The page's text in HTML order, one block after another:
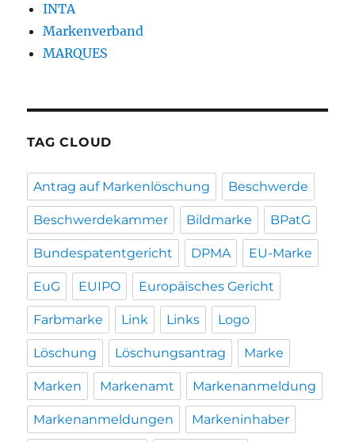
INTA
Markenverband
MARQUES
TAG CLOUD
Antrag auf Markenlöschung Beschwerde
Beschwerdekammer Bildmarke BPatG
Bundespatentgericht DPMA EU-Marke
EuG EUIPO Europäisches Gericht
Farbmarke Link Links Logo
Löschung Löschungsantrag Marke
Marken Markenamt Markenanmeldung
Markenanmeldungen Markeninhaber